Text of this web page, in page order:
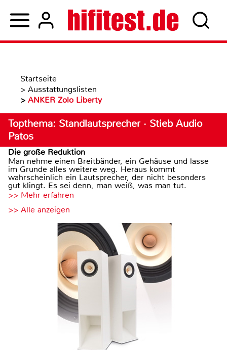
Startseite
> Ausstattungslisten
> ANKER Zolo Liberty
Topthema: Standlautsprecher · Stieb Audio
Patos
Die große Reduktion
Man nehme einen Breitbänder, ein Gehäuse und lasse
im Grunde alles weitere weg. Heraus kommt
wahrscheinlich ein Lautsprecher, der nicht besonders
gut klingt. Es sei denn, man weiß, was man tut.
>> Mehr erfahren
>> Alle anzeigen